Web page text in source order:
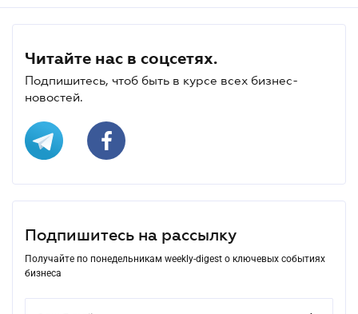
Читайте нас в соцсетях.
Подпишитесь, чтоб быть в курсе всех бизнес-
новостей.
Подпишитесь на рассылку
Получайте по понедельникам weekly-digest о ключевых событиях
бизнеса